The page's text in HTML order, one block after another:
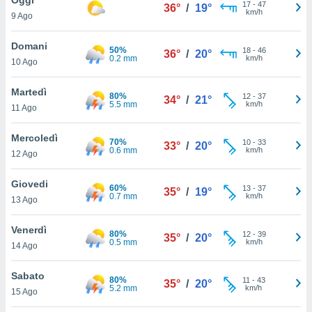
è
al sito
di
ci
di
il
un
la
nella
9 Ago
36° / 19° 17- 47
km/h
Domani
10 Ago
50%
0.2 mm
36° / 20° 18- 46
km/h
Martedì
11 Ago
80%
5.5 mm
34° / 21° 12- 37
km/h
Mercoledì
12 Ago
70%
0.6 mm
33° / 20° 10- 33
km/h
Giovedi
13 Ago
60%
0.7 mm
35° / 19° 13- 37
km/h
Venerdì
14 Ago
80%
0.5 mm
35° / 20° 12- 39
km/h
Sabato
15 Ago
80%
5.2 mm
35° / 20° 11 - 43
km/h